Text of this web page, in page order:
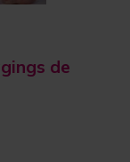
de